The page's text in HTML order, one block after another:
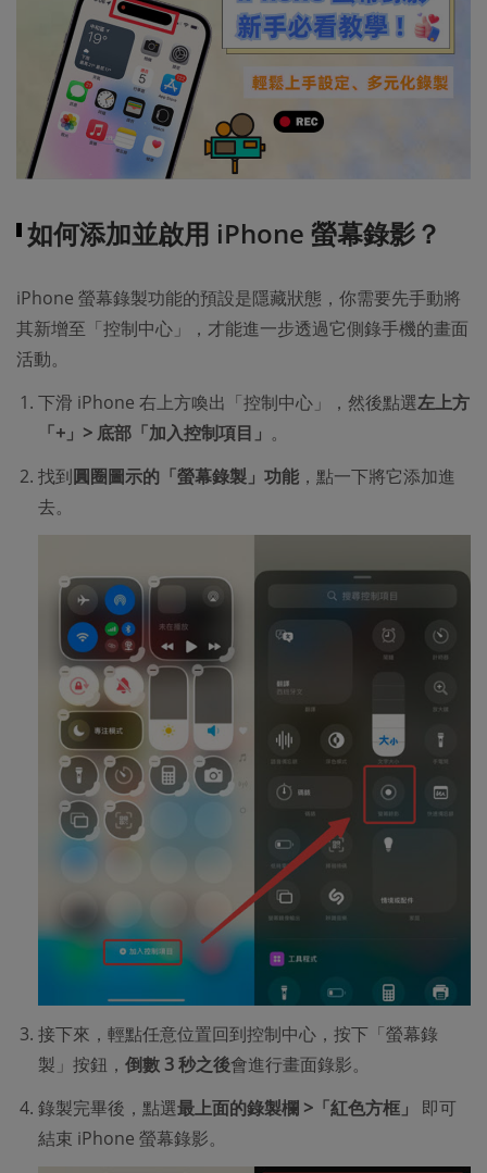
如何添加並啟用 iPhone 螢幕錄影？
iPhone 螢幕錄製功能的預設是隱藏狀態，你需要先手動將
其新增至「控制中心」，才能進一步透過它側錄手機的畫面
活動。
下滑 iPhone 右上方喚出「控制中心」，然後點選左上方
「+」> 底部「加入控制項目」 。
找到圓圈圖示的「螢幕錄製」功能 ，點一下將它添加進
去。
接下來，輕點任意位置回到控制中心，按下「螢幕錄
製」按鈕， 倒數 3 秒之後會進行畫面錄影。
錄製完畢後，點選最上面的錄製欄 >「紅色方框」
即可
結束 iPhone 螢幕錄影。